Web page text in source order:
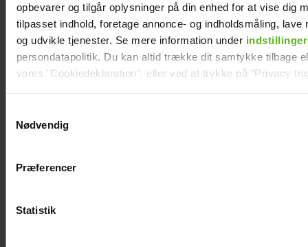
opbevarer og tilgår oplysninger på din enhed for at vise dig
tilpasset indhold, foretage annonce- og indholdsmåling, lave
og udvikle tjenester. Se mere information under indstillinger
persondatapolitik. Du kan altid trække dit samtykke tilbage
vores "Cookiedeklaration", eller ved at trykke på "Privacy
Vi anvender egne cookies og cookies fra tredjeparter til at
generere statistik og huske dine præferencer samt til brug
Nødvendig
Præferencer
Statistik
Se billedet: Så meget har Lars Elbæk tabt sig